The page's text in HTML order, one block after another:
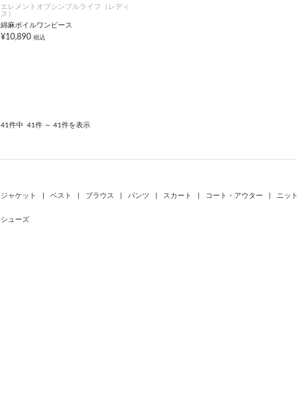
エレメントオブシンプルライフ（レディ
ス）
綿麻ボイルワンピース
¥10,890 税込
41件中 41件 ～ 41件を表示
ジャケット ベスト ブラウス パンツ スカート コート・アウター ニット
シューズ